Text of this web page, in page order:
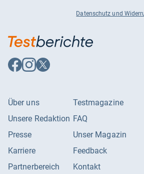
Datenschutz und
Auf
Facebook
Auf
Instagram
Auf
X
Über uns
Unsere Redaktion
Presse
Karriere
Partnerbereich
Testmagazine
FAQ
Unser Magazin
Feedback
Kontakt